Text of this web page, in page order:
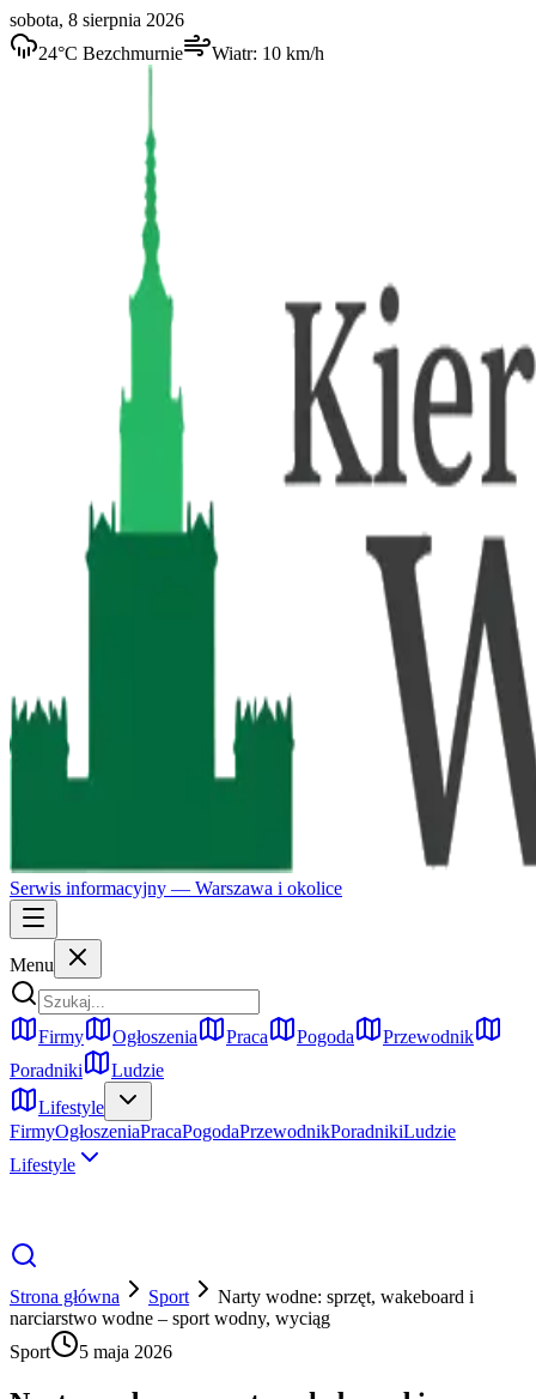
sobota, 8 sierpnia 2026
24°C Bezchmurnie Wiatr: 10 km/h
Serwis informacyjny — Warszawa i okolice
Menu
Firmy Ogłoszenia Praca Pogoda
Przewodnik
Poradniki
Ludzie
Lifestyle
FirmyOgłoszeniaPracaPogodaPrzewodnikPoradnikiLudzie
Lifestyle
Strona główna Sport
Narty wodne: sprzęt, wakeboard i
narciarstwo wodne – sport wodny, wyciąg
Sport
5 maja 2026